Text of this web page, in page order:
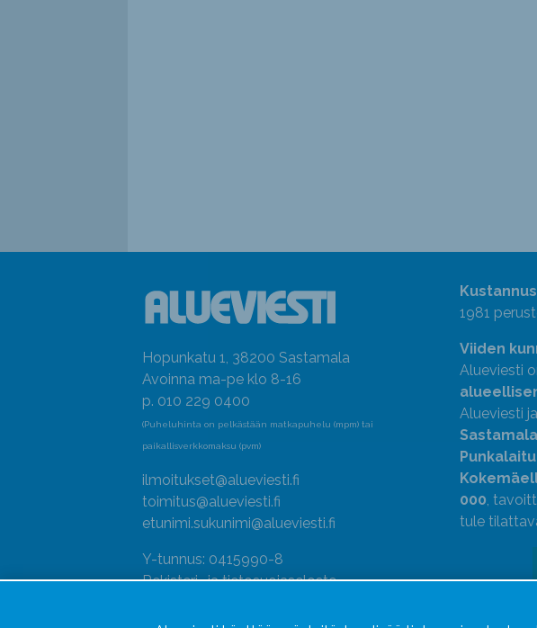
Hopunkatu 1, 38200 Sastamala
Avoinna ma-pe klo 8-16
p. 010 229 0400
(Puheluhinta on pelkästään matkapuhelu (mpm) tai
paikallisverkkomaksu (pvm)
ilmoitukset@alueviesti.fi
toimitus@alueviesti.fi
etunimi.sukunimi@alueviesti.fi
Y-tunnus: 0415990-8
Rekisteri- ja tietosuojaseloste
1981
Viiden
Alueviesti
Alueviesti
000,
tule